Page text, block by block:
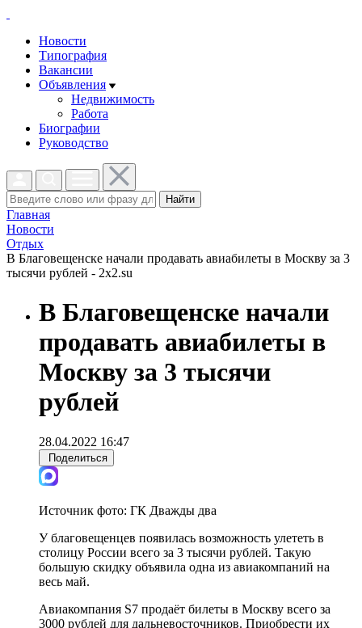
Новости
Типография
Вакансии
Объявления
Недвижимость
Работа
Биографии
Руководство
Найти
Главная
Новости
Отдых
В Благовещенске начали продавать авиабилеты в Москву за 3
тысячи рублей - 2x2.su
В Благовещенске начали
продавать авиабилеты в
Москву за 3 тысячи
рублей
28.04.2022 16:47
Поделиться
Источник фото: ГК Дважды два
У благовещенцев появилась возможность улететь в
столицу России всего за 3 тысячи рублей. Такую
большую скидку объявила одна из авиакомпаний на
весь май.
Авиакомпания S7 продаёт билеты в Москву всего за
3000 рублей для дальневосточников. Приобрести их